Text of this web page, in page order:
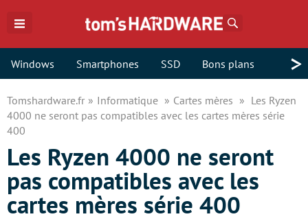
Windows Smartphones SSD Bons plans >
Tomshardware.fr Informatique Cartes mères
Les Ryzen
4000 ne seront pas compatibles avec les cartes mères série
400
Les Ryzen 4000 ne seront
pas compatibles avec les
cartes mères série 400